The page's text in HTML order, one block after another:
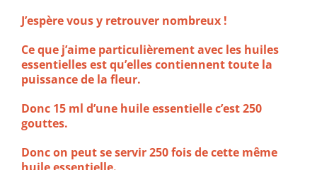
J’espère vous y retrouver nombreux !
Ce que j’aime particulièrement avec les huiles
essentielles est qu’elles contiennent toute la
puissance de la fleur.
Donc 15 ml d’une huile essentielle c’est 250
gouttes.
Donc on peut se servir 250 fois de cette même